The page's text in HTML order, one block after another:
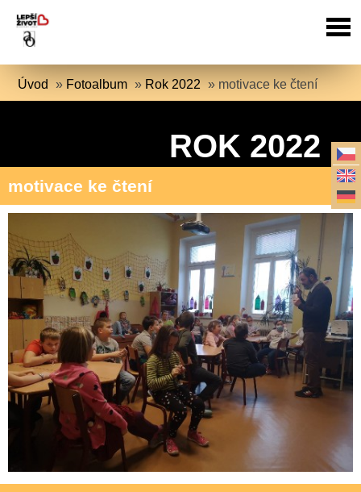
Úvod » Fotoalbum » Rok 2022 » motivace ke čtení
ROK 2022
motivace ke čtení